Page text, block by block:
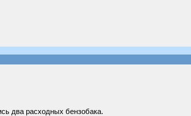
два расходных бензобака.